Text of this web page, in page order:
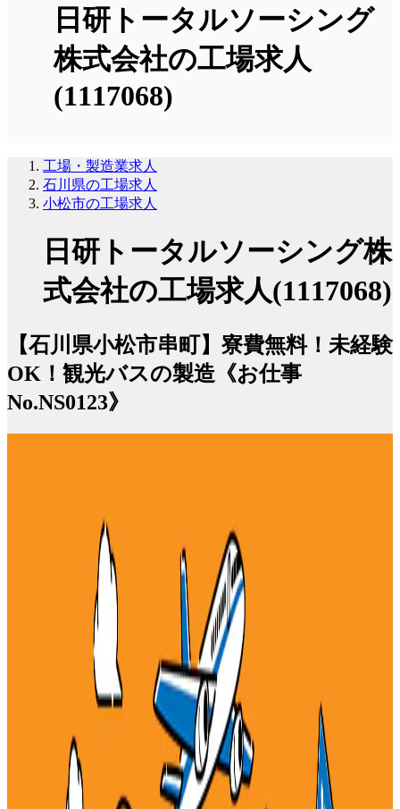
日研トータルソーシング
株式会社の工場求人
(1117068)
工場・製造業求人
石川県の工場求人
小松市の工場求人
日研トータルソーシング株
式会社の工場求人(1117068)
【石川県小松市串町】寮費無料！未経験
OK！観光バスの製造《お仕事
No.NS0123》